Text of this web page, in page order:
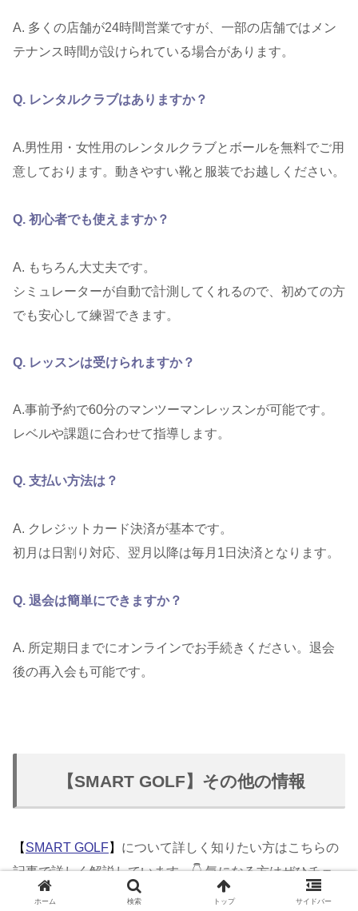
A. 多くの店舗が24時間営業ですが、一部の店舗ではメン
テナンス時間が設けられている場合があります。
Q. レンタルクラブはありますか？
A.男性用・女性用のレンタルクラブとボールを無料でご用
意しております。動きやすい靴と服装でお越しください。
Q. 初心者でも使えますか？
A. もちろん大丈夫です。
シミュレーターが自動で計測してくれるので、初めての方
でも安心して練習できます。
Q. レッスンは受けられますか？
A.事前予約で60分のマンツーマンレッスンが可能です。
レベルや課題に合わせて指導します。
Q. 支払い方法は？
A. クレジットカード決済が基本です。
初月は日割り対応、翌月以降は毎月1日決済となります。
Q. 退会は簡単にできますか？
A. 所定期日までにオンラインでお手続きください。退会
後の再入会も可能です。
【SMART GOLF】その他の情報
【 SMART GOLF】 について詳しく知りたい方はこちらの
記事で詳しく解説しています。👇 気になる方はぜひチェ
ックしてみてくださいね♪
ホーム 検索 トップ サイドバー